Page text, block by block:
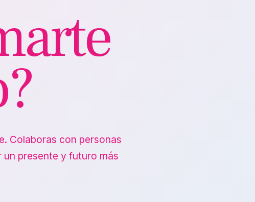
Colaboras con personas
un presente y futuro más